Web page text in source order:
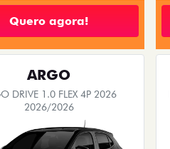
Quero agora!
ARGO
DRIVE 1.0 FLEX 4P 2026
2026/2026